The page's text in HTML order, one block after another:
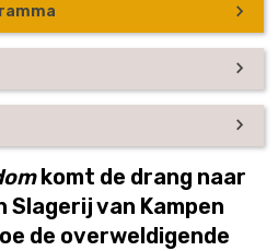
komt de drang naar
van Kampen
de overweldigende